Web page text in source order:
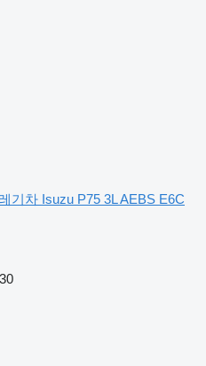
기차 Isuzu P75 3L AEBS E6C